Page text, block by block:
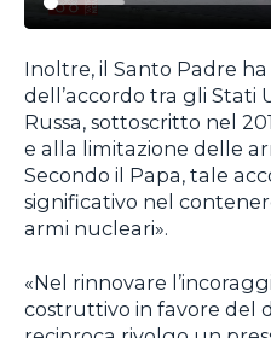
Inoltre, il Santo Padre
dell’accordo tra gli Stati
Russa, sottoscritto nel
e alla limitazione delle
Secondo il Papa, tale
significativo nel
armi nucleari».
«Nel rinnovare
costruttivo in favore del